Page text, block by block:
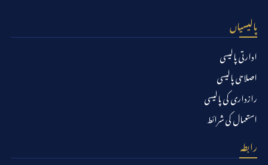
پالیسیاں
ادارتی پالیسی
اصلاحی پالیسی
رازداری کی پالیسی
استعمال کی شرائط
رابطہ